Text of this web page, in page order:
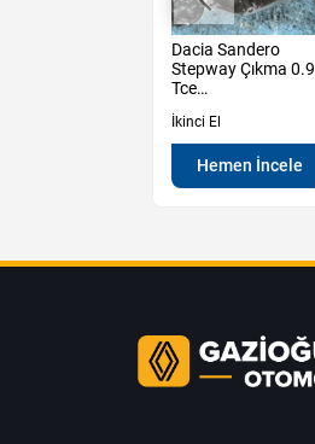
Dacia Sandero
Stepway Çıkma 0.9
Tce
Şanzıman Manuel
İkinci El
Hemen İncele